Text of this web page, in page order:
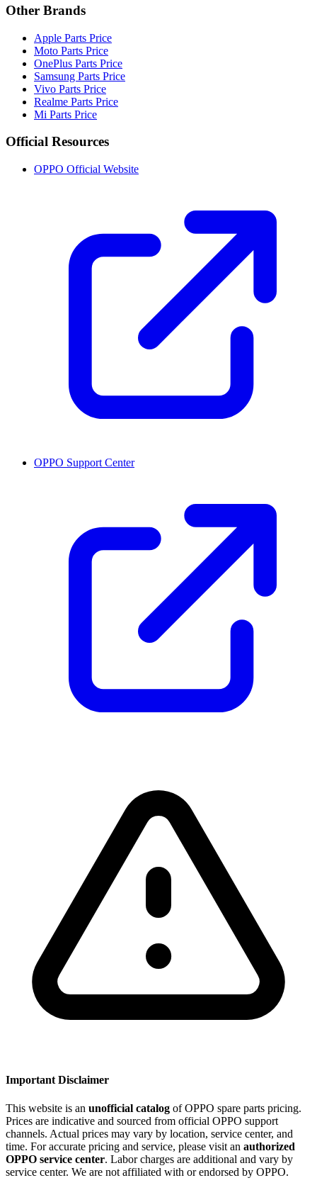
Other Brands
Apple Parts Price
Moto Parts Price
OnePlus Parts Price
Samsung Parts Price
Vivo Parts Price
Realme Parts Price
Mi Parts Price
Official Resources
OPPO Official Website
OPPO Support Center
Important Disclaimer
This website is an unofficial catalog of OPPO spare parts pricing.
Prices are indicative and sourced from official OPPO support
channels. Actual prices may vary by location, service center, and
time. For accurate pricing and service, please visit an authorized
OPPO service center. Labor charges are additional and vary by
service center. We are not affiliated with or endorsed by OPPO.